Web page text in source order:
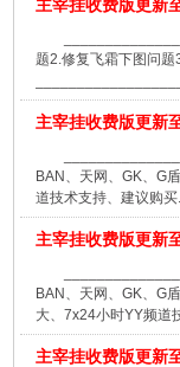
主宰挂收费版更新
题2.修复飞霜下图问
主宰挂收费版更新
BAN、天网、GK、G
道技术支持、建议购买
主宰挂收费版更新
BAN、天网、GK、G
大、7x24小时YY频道
主宰挂收费版更新